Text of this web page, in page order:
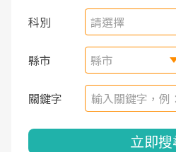
科別 請選擇
縣市 縣市
關鍵字
立即